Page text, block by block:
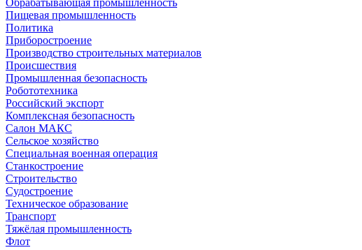
Пищевая промышленность
Политика
Приборостроение
Производство строительных материалов
Происшествия
Промышленная безопасность
Робототехника
Российский экспорт
Комплексная безопасность
Салон МАКС
Сельское хозяйство
Специальная военная операция
Станкостроение
Строительство
Судостроение
Техническое образование
Транспорт
Тяжёлая промышленность
Флот